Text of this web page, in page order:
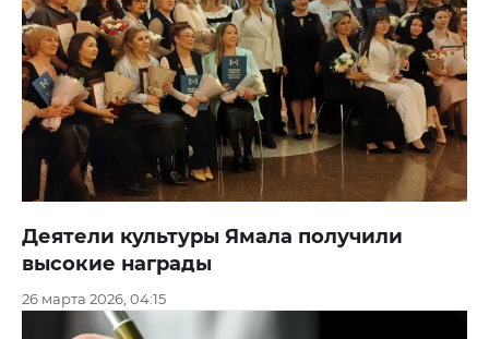
Деятели культуры Ямала получили
высокие награды
26 марта 2026, 04:15